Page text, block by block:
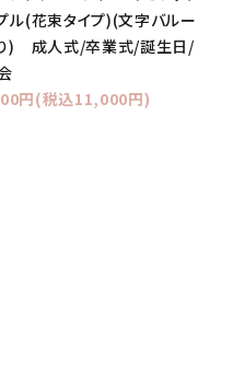
ル(花束タイプ)(文字バルー
) 成人式/卒業式/誕生日/
円(税込11,000円)